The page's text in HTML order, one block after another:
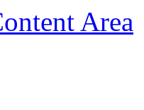
Area